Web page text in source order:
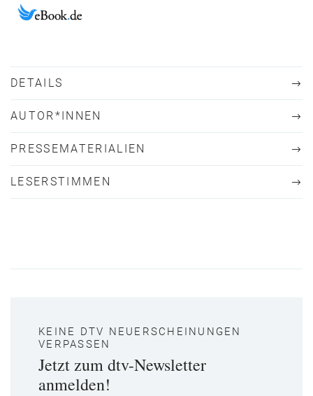
DETAILS
AUTOR*INNEN
PRESSEMATERIALIEN
LESERSTIMMEN
KEINE DTV NEUERSCHEINUNGEN
VERPASSEN
Jetzt zum dtv-Newsletter
anmelden!